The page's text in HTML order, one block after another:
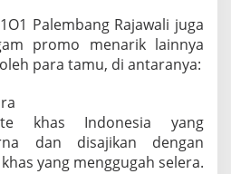
Palembang Rajawali juga
promo menarik lainnya
para tamu, di antaranya:
khas Indonesia yang
dan disajikan dengan
yang menggugah selera.